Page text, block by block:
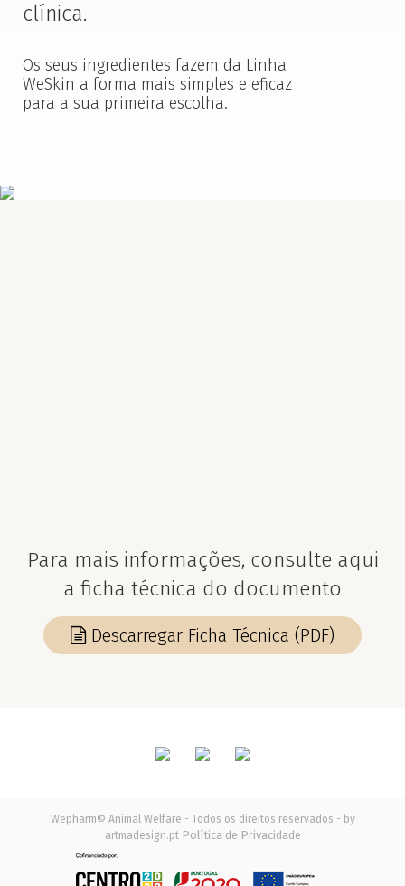
Usamos cookies no nosso site para melhorar o desempenho
e experiência. Ao continuar, declara aceitar todos os cookies.
clínica.
Os seus ingredientes fazem da Linha
WeSkin a forma mais simples e eficaz
para a sua primeira escolha.
Para mais informações, consulte aqui
a ficha técnica do documento
Descarregar Ficha Técnica (PDF)
Wepharm© Animal Welfare - Todos os direitos reservados - by
artmadesign.pt Política de Privacidade